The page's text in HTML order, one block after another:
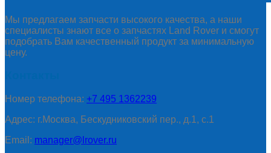
Мы предлагаем запчасти высокого качества, а наши
специалисты знают все о запчастях Land Rover и смогут
подобрать Вам качественный продукт за минимальную
цену.
Номер телефона: +7 495 1362239
Адрес: г.Москва, Бескудниковский пер., д.1, с.1
Email: manager@lrover.ru